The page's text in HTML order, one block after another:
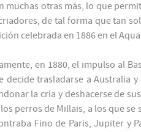
muchas otras más, lo que
de tal forma que tan
celebrada en 1886 en el
en 1880, el impulso al
decide trasladarse a Australia
la cría y deshacerse de
perros de Millais, a los que
Fino de Paris, Jupiter y